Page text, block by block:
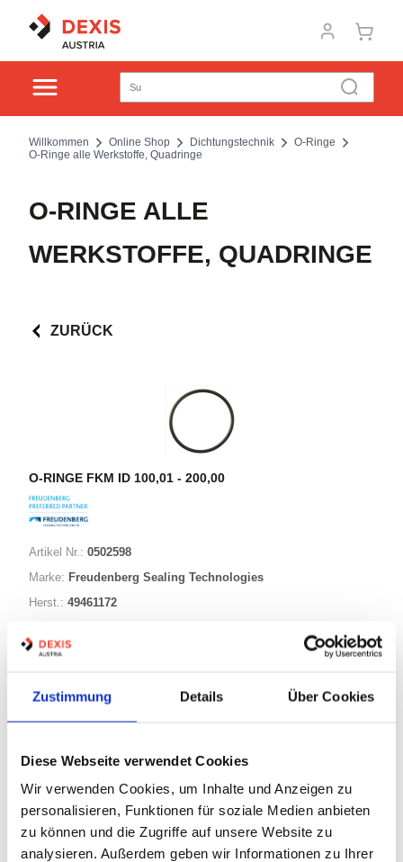
Zustimmung Details Über Cookies
Diese Webseite verwendet Cookies
Wir verwenden Cookies, um Inhalte und Anzeigen zu
personalisieren, Funktionen für soziale Medien anbieten
zu können und die Zugriffe auf unsere Website zu
analysieren. Außerdem geben wir Informationen zu Ihrer
Willkommen Online Shop Dichtungstechnik
O-Ringe
O-Ringe alle Werkstoffe, Quadringe
O-RINGE ALLE
WERKSTOFFE, QUADRINGE
ZURÜCK
O-RINGE FKM ID 100,01 - 200,00
Artikel Nr.: 0502598
Marke: Freudenberg Sealing Technologies
Herst.: 49461172
ID: 149,30mm
STK Warenkorb
Nicht auf Lager